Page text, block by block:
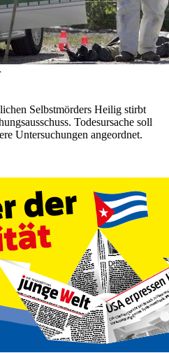
Selbstmörders Heilig stirbt
Todesursache soll
Untersuchungen angeordnet.